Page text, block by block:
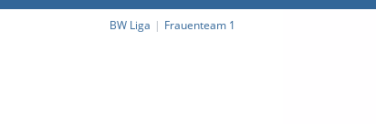
BW Liga Frauenteam 1